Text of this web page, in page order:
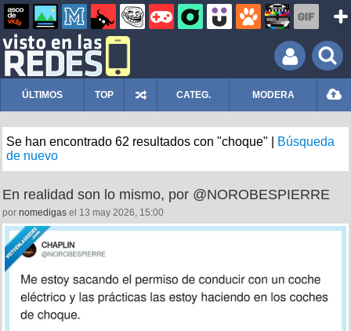
ÚLTIMOS TOP CATEG. MODERA
Se han encontrado 62 resultados con "choque" |
Búsqueda
de nuevo
En realidad son lo mismo, por @NOROBESPIERRE
por nomedigas el 13 may 2026, 15:00